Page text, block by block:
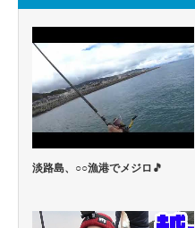
淡路島、○○漁港でメジロ🎵